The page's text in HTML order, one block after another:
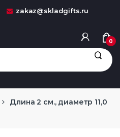
zakaz@skladgifts.ru
0
Длина 2 см., диаметр 11,0